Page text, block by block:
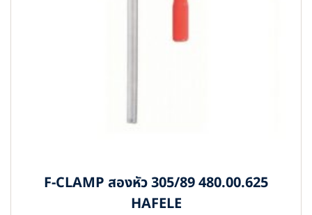
F-CLAMP สองหัว 305/89 480.00.625
HAFELE